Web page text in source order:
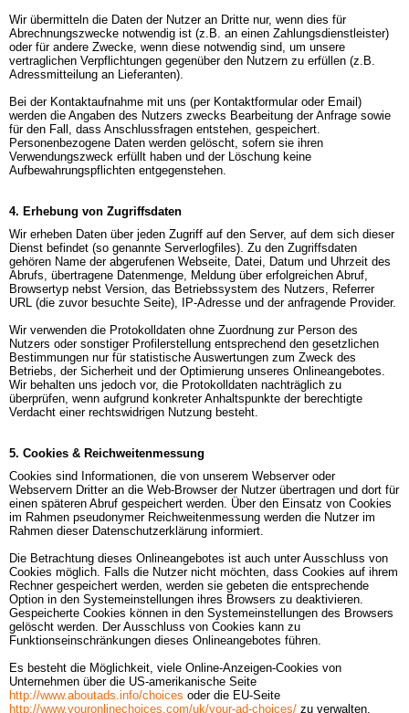
Wir übermitteln die Daten der Nutzer an Dritte nur, wenn dies für
Abrechnungszwecke notwendig ist (z.B. an einen Zahlungsdienstleister)
oder für andere Zwecke, wenn diese notwendig sind, um unsere
vertraglichen Verpflichtungen gegenüber den Nutzern zu erfüllen (z.B.
Adressmitteilung an Lieferanten).
Bei der Kontaktaufnahme mit uns (per Kontaktformular oder Email)
werden die Angaben des Nutzers zwecks Bearbeitung der Anfrage sowie
für den Fall, dass Anschlussfragen entstehen, gespeichert.
Personenbezogene Daten werden gelöscht, sofern sie ihren
Verwendungszweck erfüllt haben und der Löschung keine
Aufbewahrungspflichten entgegenstehen.
4. Erhebung von Zugriffsdaten
Wir erheben Daten über jeden Zugriff auf den Server, auf dem sich dieser
Dienst befindet (so genannte Serverlogfiles). Zu den Zugriffsdaten
gehören Name der abgerufenen Webseite, Datei, Datum und Uhrzeit des
Abrufs, übertragene Datenmenge, Meldung über erfolgreichen Abruf,
Browsertyp nebst Version, das Betriebssystem des Nutzers, Referrer
URL (die zuvor besuchte Seite), IP-Adresse und der anfragende Provider.
Wir verwenden die Protokolldaten ohne Zuordnung zur Person des
Nutzers oder sonstiger Profilerstellung entsprechend den gesetzlichen
Bestimmungen nur für statistische Auswertungen zum Zweck des
Betriebs, der Sicherheit und der Optimierung unseres Onlineangebotes.
Wir behalten uns jedoch vor, die Protokolldaten nachträglich zu
überprüfen, wenn aufgrund konkreter Anhaltspunkte der berechtigte
Verdacht einer rechtswidrigen Nutzung besteht.
5. Cookies & Reichweitenmessung
Cookies sind Informationen, die von unserem Webserver oder
Webservern Dritter an die Web-Browser der Nutzer übertragen und dort für
einen späteren Abruf gespeichert werden. Über den Einsatz von Cookies
im Rahmen pseudonymer Reichweitenmessung werden die Nutzer im
Rahmen dieser Datenschutzerklärung informiert.
Die Betrachtung dieses Onlineangebotes ist auch unter Ausschluss von
Cookies möglich. Falls die Nutzer nicht möchten, dass Cookies auf ihrem
Rechner gespeichert werden, werden sie gebeten die entsprechende
Option in den Systemeinstellungen ihres Browsers zu deaktivieren.
Gespeicherte Cookies können in den Systemeinstellungen des Browsers
gelöscht werden. Der Ausschluss von Cookies kann zu
Funktionseinschränkungen dieses Onlineangebotes führen.
Es besteht die Möglichkeit, viele Online-Anzeigen-Cookies von
Unternehmen über die US-amerikanische Seite
http://www.aboutads.info/choices oder die EU-Seite
http://www.youronlinechoices.com/uk/your-ad-choices/ zu verwalten.